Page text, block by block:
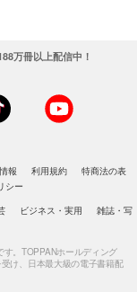
万冊以上配信中！
報 利用規約
特商法の表
シー
ビジネス・実用
雑誌・写
。TOPPANホールディング
け、日本最大級の電子書籍配